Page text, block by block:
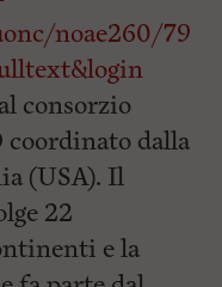
noae260/79
consorzio
dalla
(USA). Il
22
e la